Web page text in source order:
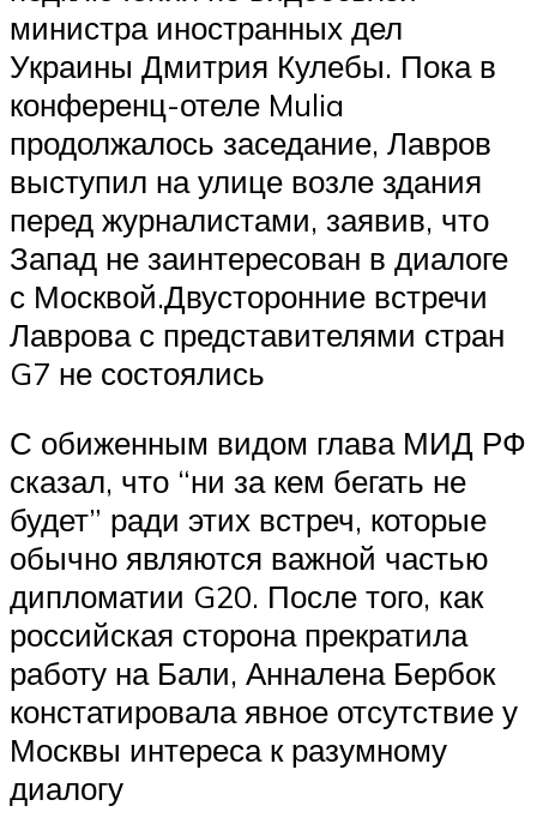
министра иностранных дел
Украины Дмитрия Кулебы. Пока в
конференц-отеле Mulia
продолжалось заседание, Лавров
выступил на улице возле здания
перед журналистами, заявив, что
Запад не заинтересован в диалоге
с Москвой.Двусторонние встречи
Лаврова с представителями стран
G7 не состоялись
С обиженным видом глава МИД РФ
сказал, что “ни за кем бегать не
будет” ради этих встреч, которые
обычно являются важной частью
дипломатии G20. После того, как
российская сторона прекратила
работу на Бали, Анналена Бербок
констатировала явное отсутствие у
Москвы интереса к разумному
диалогу